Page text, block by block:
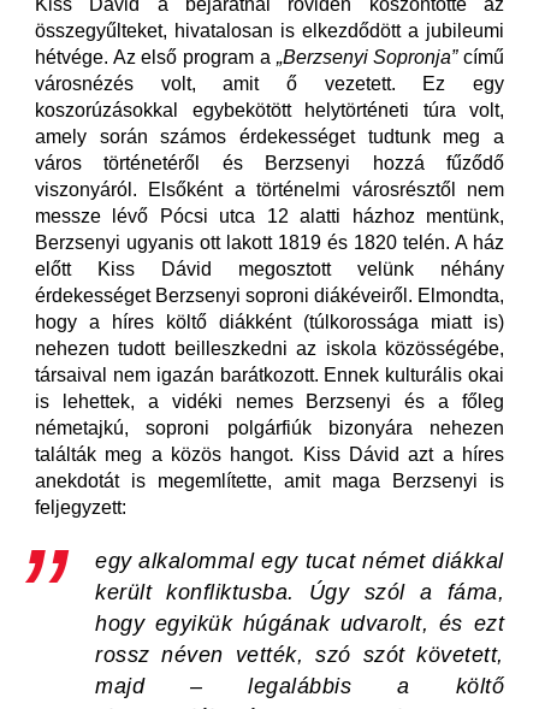
összegyűlteket, hivatalosan is elkezdődött a jubileumi
hétvége. Az első program a „Berzsenyi Sopronja”című
városnézés volt, amit ő vezetett. Ez egy
koszorúzásokkal egybekötött helytörténeti túra volt,
amely során számos érdekességet tudtunk meg a
város történetéről és Berzsenyi hozzá fűződő
viszonyáról. Elsőként a történelmi városrésztől nem
messze lévő Pócsi utca 12 alatti házhoz mentünk,
Berzsenyi ugyanis ott lakott 1819 és 1820 telén. A ház
előtt Kiss Dávid megosztott velünk néhány
érdekességet Berzsenyi soproni diákéveiről. Elmondta,
hogy a híres költő diákként (túlkorossága miatt is)
nehezen tudott beilleszkedni az iskola közösségébe,
társaival nem igazán barátkozott. Ennek kulturális okai
is lehettek, a vidéki nemes Berzsenyi és a főleg
németajkú, soproni polgárfiúk bizonyára nehezen
találták meg a közös hangot. Kiss Dávid azt a híres
anekdotát is megemlítette, amit maga Berzsenyi is
feljegyzett:
egy alkalommal egy tucat német diákkal
került konfliktusba. Úgy szól a fáma,
hogy egyikük húgának udvarolt, és ezt
rossz néven vették, szó szót követett,
majd – legalábbis a költő